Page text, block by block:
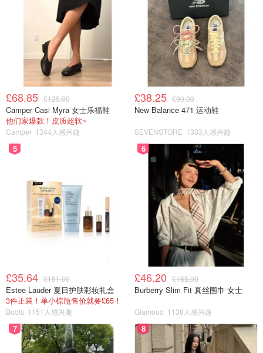
拿个空罐子我们就可以开始腌制我们的泡菜了，白菜的水分
一定要沥干，不然腌制泡菜的过程会多很多水出来！
£68.85 £135.00
Camper Casi Myra 女士乐福鞋
他们家爆款！皮质超软~
Camper 1344人感兴趣
£38.25 £90.00
New Balance 471 运动鞋
SEVENSTORE 1333人感兴趣
5
£35.64 £151.00
Estee Lauder 夏日护肤彩妆礼盒
3件正装！单小棕瓶售价就要£65！
Boots 1151人感兴趣
6
£46.20 £165.00
Burberry Slim Fit 真丝围巾 女士
Glamood 1138人感兴趣
7 8